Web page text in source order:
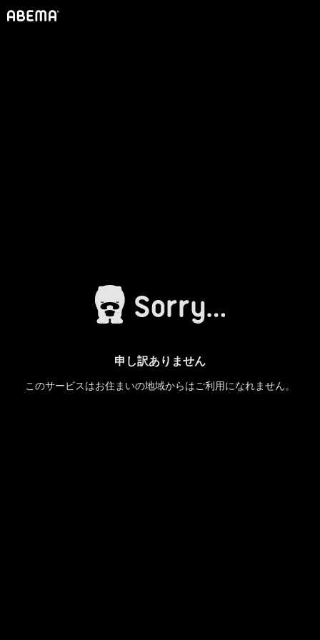
申し訳ありません
このサービスはお住まいの地域からはご利用になれません。